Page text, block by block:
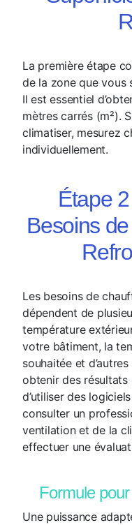
La première étape
de la zone que vous
Il est essentiel
mètres carrés (m²).
climatiser, mesurez
individuellement.
Étape
Besoins
Les besoins de
dépendent de
température
votre bâtiment, la
souhaitée et
obtenir des résultats
d’utiliser des
consulter un
ventilation et de la
effectuer une
Formule
Une puissance